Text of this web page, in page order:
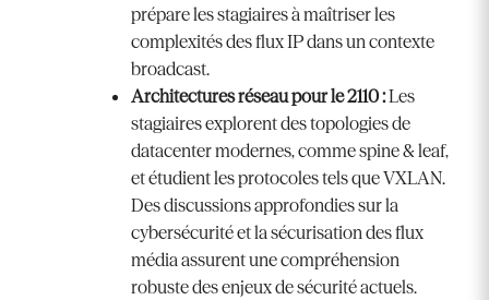
prépare les stagiaires à maîtriser les
complexités des flux IP dans un contexte
broadcast.
Architectures réseau pour le 2110 :Les
stagiaires explorent des topologies de
datacenter modernes, comme spine & leaf,
et étudient les protocoles tels que VXLAN.
Des discussions approfondies sur la
cybersécurité et la sécurisation des flux
média assurent une compréhension
robuste des enjeux de sécurité actuels.